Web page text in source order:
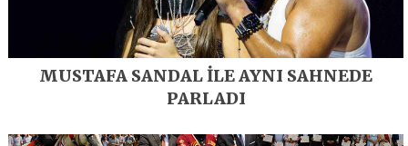
MUSTAFA SANDAL İLE AYNI SAHNEDE
PARLADI